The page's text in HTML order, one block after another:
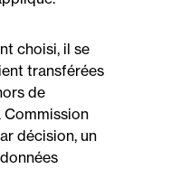
choisi, il se
transférées
de
Commission
décision, un